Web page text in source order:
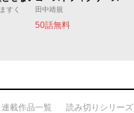
すく 田中靖規
50話無料
連載作品一覧 読み切りシリーズ